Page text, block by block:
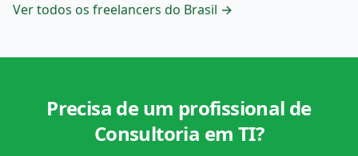
Ver todos os freelancers do Brasil →
Precisa de um profissional de
Consultoria em TI?